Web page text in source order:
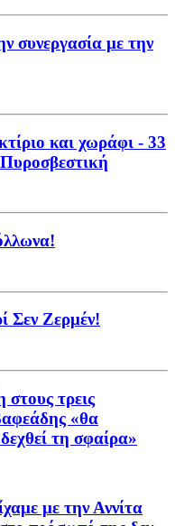
συνεργασία με την
και χωράφι - 33
Σεν Ζερμέν!
τρεις
«θα
τη σφαίρα»
με την Αννίτα